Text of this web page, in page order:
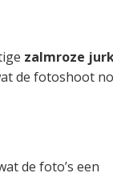
zalmroze
de fotoshoot
de foto’s een